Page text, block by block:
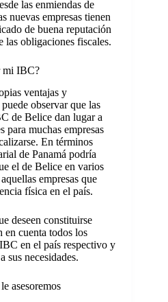
las enmiendas de
nuevas empresas tienen
de buena reputación
las obligaciones fiscales.
mi IBC?
ventajas y
observar que las
de Belice dan lugar a
para muchas empresas
En términos
de Panamá podría
el de Belice en varios
empresas que
física en el país.
deseen constituirse
cuenta todos los
en el país respectivo y
sus necesidades.
asesoremos